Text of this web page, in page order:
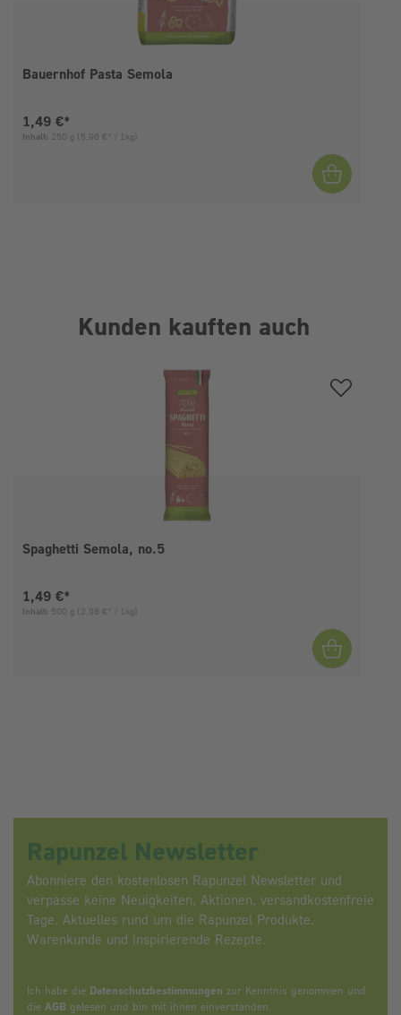
Bauernhof Pasta Semola
Aktueller Preis:
1,49 €*
Inhalt: 250 g (5,96 €* / 1kg)
Kunden kauften auch
Spaghetti Semola, no.5
Aktueller Preis:
1,49 €*
Inhalt: 500 g (2,98 €* / 1kg)
Rapunzel Newsletter
Abonniere den kostenlosen Rapunzel Newsletter und
verpasse keine Neuigkeiten, Aktionen, versandkostenfreie
Tage, Aktuelles rund um die Rapunzel Produkte,
Warenkunde und inspirierende Rezepte.
Ich habe die Datenschutzbestimmungen zur Kenntnis genommen und
die AGB gelesen und bin mit ihnen einverstanden.